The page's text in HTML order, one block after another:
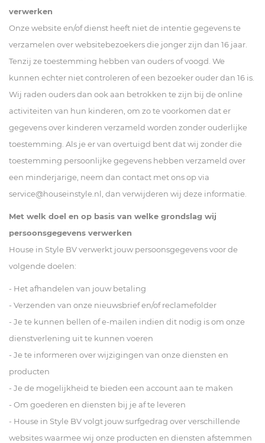
verwerken
Onze website en/of dienst heeft niet de intentie gegevens te
verzamelen over websitebezoekers die jonger zijn dan 16 jaar.
Tenzij ze toestemming hebben van ouders of voogd. We
kunnen echter niet controleren of een bezoeker ouder dan 16 is.
Wij raden ouders dan ook aan betrokken te zijn bij de online
activiteiten van hun kinderen, om zo te voorkomen dat er
gegevens over kinderen verzameld worden zonder ouderlijke
toestemming. Als je er van overtuigd bent dat wij zonder die
toestemming persoonlijke gegevens hebben verzameld over
een minderjarige, neem dan contact met ons op via
service@houseinstyle.nl , dan verwijderen wij deze informatie.
Met welk doel en op basis van welke grondslag wij
persoonsgegevens verwerken
House in Style BV verwerkt jouw persoonsgegevens voor de
volgende doelen:
- Het afhandelen van jouw betaling
- Verzenden van onze nieuwsbrief en/of reclamefolder
- Je te kunnen bellen of e-mailen indien dit nodig is om onze
dienstverlening uit te kunnen voeren
- Je te informeren over wijzigingen van onze diensten en
producten
- Je de mogelijkheid te bieden een account aan te maken
- Om goederen en diensten bij je af te leveren
- House in Style BV volgt jouw surfgedrag over verschillende
websites waarmee wij onze producten en diensten afstemmen